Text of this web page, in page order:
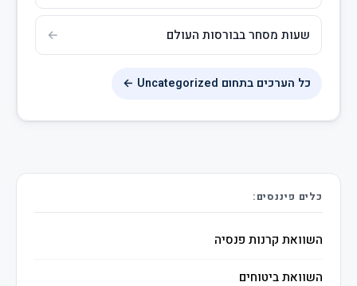
שעות מסחר בבורסות העולם
כל הערכים בתחום Uncategorized ←
כלים פיננסים:
השוואת קרנות פנסיה
השוואת ביטוחים